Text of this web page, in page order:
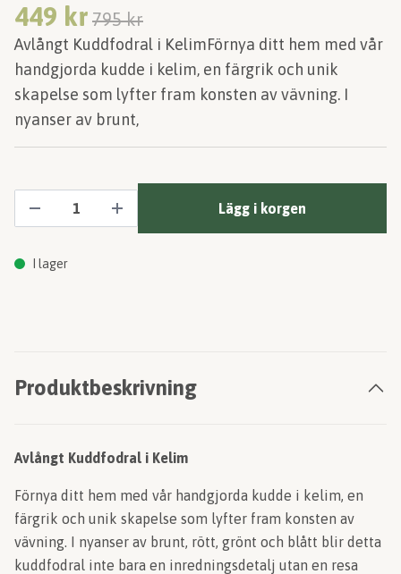
449 kr 795 kr
Avlångt Kuddfodral i KelimFörnya ditt hem med vår
handgjorda kudde i kelim, en färgrik och unik
skapelse som lyfter fram konsten av vävning. I
nyanser av brunt,
Lägg i korgen
I lager
Produktbeskrivning
Avlångt Kuddfodral i Kelim
Förnya ditt hem med vår handgjorda kudde i kelim, en
färgrik och unik skapelse som lyfter fram konsten av
vävning. I nyanser av brunt, rött, grönt och blått blir detta
kuddfodral inte bara en inredningsdetalj utan en resa